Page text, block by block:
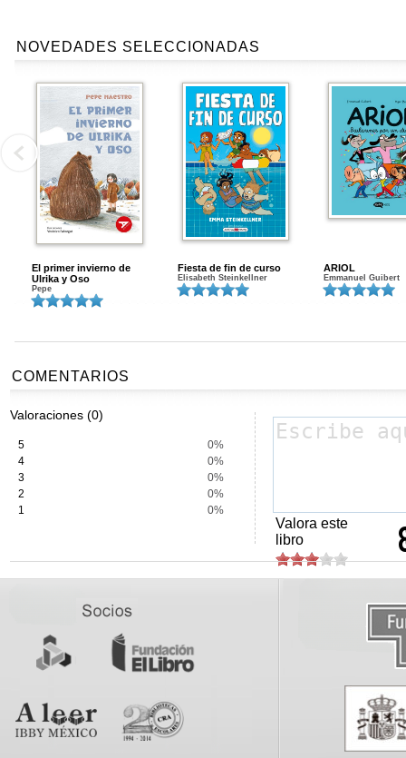
NOVEDADES SELECCIONADAS
El primer invierno de
Ulrika y Oso
Pepe
Fiesta de fin de curso
Elisabeth Steinkellner
ARIOL
Emmanuel Guibert
COMENTARIOS
Valoraciones (0)
5
0%
4
0%
3
0%
2
0%
1
0%
Valora este
libro